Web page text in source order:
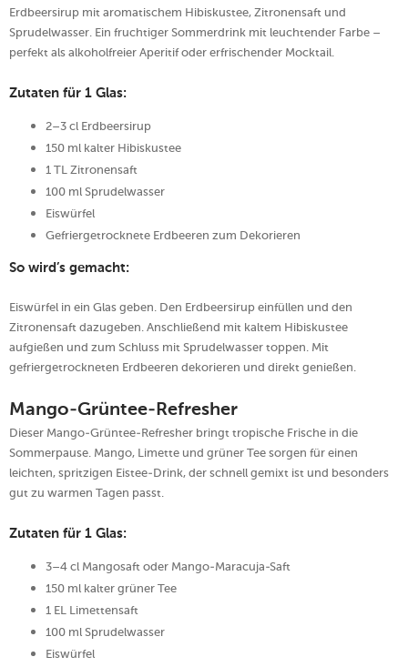
Erdbeersirup mit aromatischem Hibiskustee, Zitronensaft und
Sprudelwasser. Ein fruchtiger Sommerdrink mit leuchtender Farbe –
perfekt als alkoholfreier Aperitif oder erfrischender Mocktail.
Zutaten für 1 Glas:
2–3 cl Erdbeersirup
150 ml kalter Hibiskustee
1 TL Zitronensaft
100 ml Sprudelwasser
Eiswürfel
Gefriergetrocknete Erdbeeren zum Dekorieren
So wird’s gemacht:
Eiswürfel in ein Glas geben. Den Erdbeersirup einfüllen und den
Zitronensaft dazugeben. Anschließend mit kaltem Hibiskustee
aufgießen und zum Schluss mit Sprudelwasser toppen. Mit
gefriergetrockneten Erdbeeren dekorieren und direkt genießen.
Mango-Grüntee-Refresher
Dieser Mango-Grüntee-Refresher bringt tropische Frische in die
Sommerpause. Mango, Limette und grüner Tee sorgen für einen
leichten, spritzigen Eistee-Drink, der schnell gemixt ist und besonders
gut zu warmen Tagen passt.
Zutaten für 1 Glas:
3–4 cl Mangosaft oder Mango-Maracuja-Saft
150 ml kalter grüner Tee
1 EL Limettensaft
100 ml Sprudelwasser
Eiswürfel